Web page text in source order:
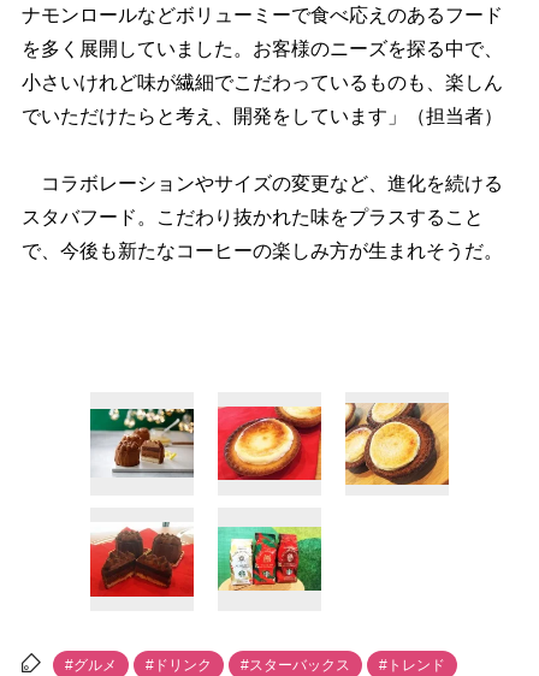
ナモンロールなどボリューミーで食べ応えのあるフード
を多く展開していました。お客様のニーズを探る中で、
小さいけれど味が繊細でこだわっているものも、楽しん
でいただけたらと考え、開発をしています」（担当者）
コラボレーションやサイズの変更など、進化を続ける
スタバフード。こだわり抜かれた味をプラスすること
で、今後も新たなコーヒーの楽しみ方が生まれそうだ。
#グルメ #ドリンク #スターバックス #トレンド